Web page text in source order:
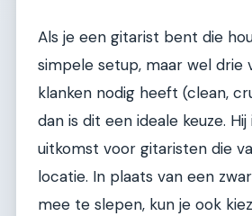
Als je een gitarist bent die
simpele setup, maar wel drie
klanken nodig heeft (clean,
dan is dit een ideale keuze.
uitkomst voor gitaristen die
locatie. In plaats van een
mee te slepen, kun je ook